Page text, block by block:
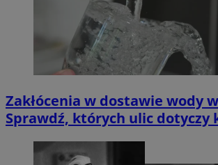
Zakłócenia w dostawie wody
Sprawdź, których ulic dotyczy